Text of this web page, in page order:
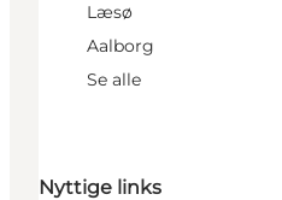
Læsø
Aalborg
Se alle
Nyttige links